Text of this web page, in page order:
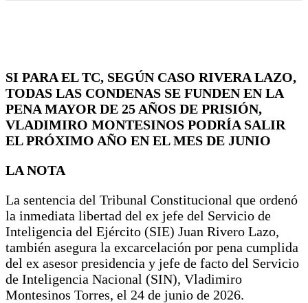
SI PARA EL TC, SEGÚN CASO RIVERA LAZO,
TODAS LAS CONDENAS SE FUNDEN EN LA
PENA MAYOR DE 25 AÑOS DE PRISIÓN,
VLADIMIRO MONTESINOS PODRÍA SALIR
EL PRÓXIMO AÑO EN EL MES DE JUNIO
LA NOTA
La sentencia del Tribunal Constitucional que ordenó
la inmediata libertad del ex jefe del Servicio de
Inteligencia del Ejército (SIE) Juan Rivero Lazo,
también asegura la excarcelación por pena cumplida
del ex asesor presidencia y jefe de facto del Servicio
de Inteligencia Nacional (SIN), Vladimiro
Montesinos Torres, el 24 de junio de 2026.